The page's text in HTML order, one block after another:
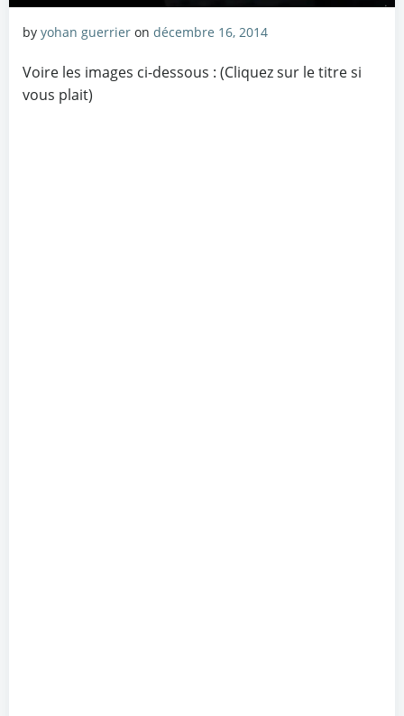
by yohan guerrier on décembre 16, 2014
Voire les images ci-dessous : (Cliquez sur le titre si
vous plait)